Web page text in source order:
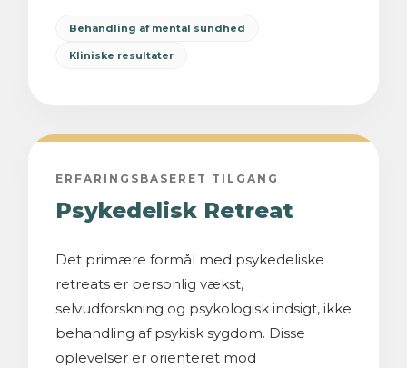
Behandling af mental sundhed
Kliniske resultater
ERFARINGSBASERET TILGANG
Psykedelisk Retreat
Det primære formål med psykedeliske
retreats er personlig vækst,
selvudforskning og psykologisk indsigt, ikke
behandling af psykisk sygdom. Disse
oplevelser er orienteret mod